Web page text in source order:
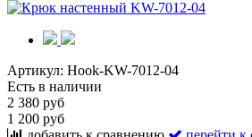
Артикул: Hook-KW-7012-04
Есть в наличии
2 380 руб
1 200 руб